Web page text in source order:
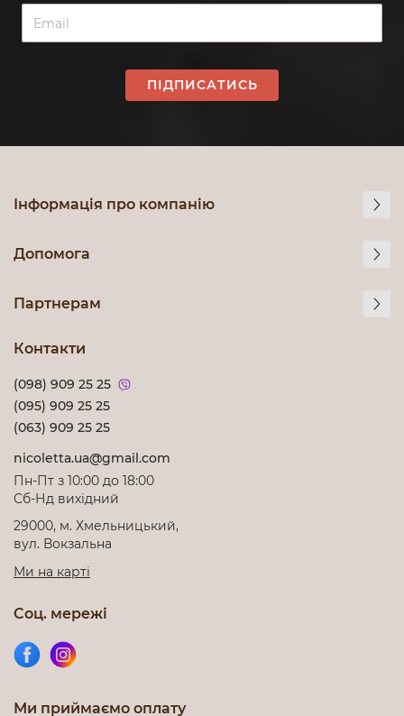
ПІДПИСАТИСЬ
Інформація про компанію
Допомога
Партнерам
Контакти
(098) 909 25 25
(095) 909 25 25
(063) 909 25 25
nicoletta.ua@gmail.com
Пн-Пт з 10:00 до 18:00
Cб-Нд вихідний
29000, м. Хмельницький,
вул. Вокзальна
Ми на карті
Соц. мережі
Ми приймаємо оплату